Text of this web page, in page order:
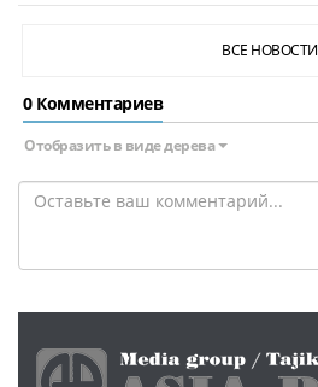
ВСЕ НОВОСТИ
0 Комментариев
Отобразить в виде дерева